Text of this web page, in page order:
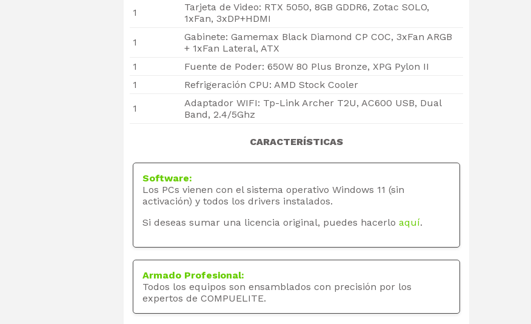
1
Tarjeta de Video: RTX 5050, 8GB GDDR6, Zotac SOLO,
1xFan, 3xDP+HDMI
1
Gabinete: Gamemax Black Diamond CP COC, 3xFan ARGB
+ 1xFan Lateral, ATX
1
Fuente de Poder: 650W 80 Plus Bronze, XPG Pylon II
1
Refrigeración CPU: AMD Stock Cooler
1
Adaptador WIFI: Tp-Link Archer T2U, AC600 USB, Dual
Band, 2.4/5Ghz
CARACTERÍSTICAS
Software:
Los PCs vienen con el sistema operativo Windows 11 (sin
activación) y todos los drivers instalados.
Si deseas sumar una licencia original, puedes hacerlo aquí.
Armado Profesional:
Todos los equipos son ensamblados con precisión por los
expertos de COMPUELITE.